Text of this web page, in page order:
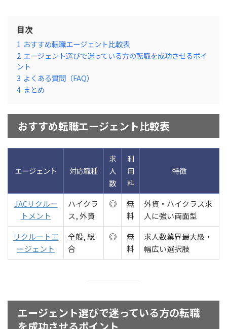
目次
1 おすすめ転職エージェント比較表
2 エージェント選びで迷っている方の転職を成功させるポイ
ント
3 よくある質問（FAQ）
4 まとめ
おすすめ転職エージェント比較表
エージェント 対応職種
求
人
数
利
用
料
特徴
JACリクルー
トメント
ハイクラ
ス, 外資
◎
無
料
外資・ハイクラス求
人に強い両面型
リクルートエ
ージェント
全般, 総
合
◎
無
料
求人数業界最大級・
幅広い選択肢
エージェント選びで迷っている方の転職